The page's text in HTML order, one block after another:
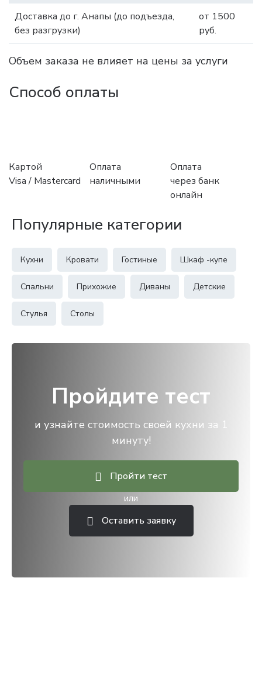
Доставка до г. Анапы (до подъезда,
без разгрузки)
от 1500
руб.
Объем заказа не влияет на цены за услуги
Способ оплаты
Картой
Visa / Mastercard
Оплата
наличными
Оплата
через банк
онлайн
Популярные категории
Кухни Кровати Гостиные Шкаф -купе
Спальни Прихожие Диваны Детские
Стулья Столы
Пройдите тест
и узнайте стоимость своей кухни за 1
минуту!
Пройти тест
или
Оставить заявку